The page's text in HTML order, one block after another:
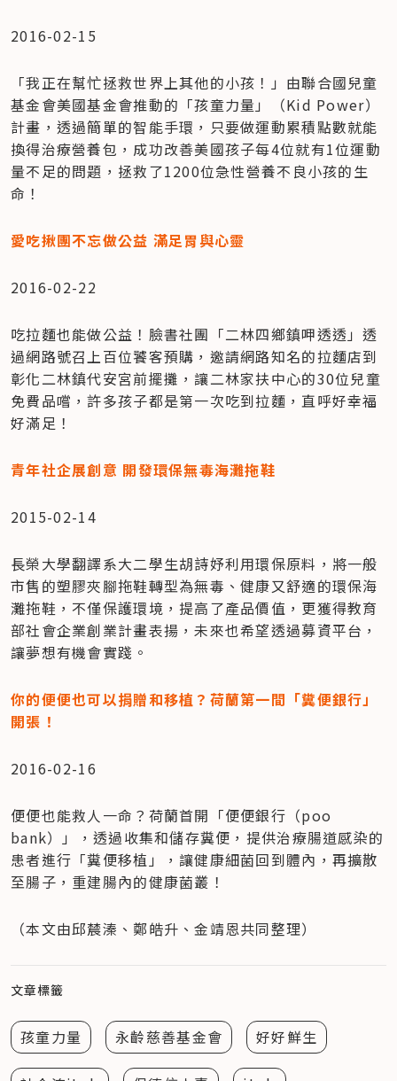
2016-02-15
「我正在幫忙拯救世界上其他的小孩！」由聯合國兒童
基金會美國基金會推動的「孩童力量」（Kid Power）
計畫，透過簡單的智能手環，只要做運動累積點數就能
換得治療營養包，成功改善美國孩子每4位就有1位運動
量不足的問題，拯救了1200位急性營養不良小孩的生
命！
愛吃揪團不忘做公益 滿足胃與心靈
2016-02-22
吃拉麵也能做公益！臉書社團「二林四鄉鎮呷透透」透
過網路號召上百位饕客預購，邀請網路知名的拉麵店到
彰化二林鎮代安宮前擺攤，讓二林家扶中心的30位兒童
免費品嚐，許多孩子都是第一次吃到拉麵，直呼好幸福
好滿足！
青年社企展創意 開發環保無毒海灘拖鞋
2015-02-14
長榮大學翻譯系大二學生胡詩妤利用環保原料，將一般
市售的塑膠夾腳拖鞋轉型為無毒、健康又舒適的環保海
灘拖鞋，不僅保護環境，提高了產品價值，更獲得教育
部社會企業創業計畫表揚，未來也希望透過募資平台，
讓夢想有機會實踐。
你的便便也可以捐贈和移植？荷蘭第一間「糞便銀行」
開張！
2016-02-16
便便也能救人一命？荷蘭首開「便便銀行（poo
bank）」，透過收集和儲存糞便，提供治療腸道感染的
患者進行「糞便移植」，讓健康細菌回到體內，再擴散
至腸子，重建腸內的健康菌叢！
（本文由邱辳溱、鄭皓升、金靖恩共同整理）
文章標籤
孩童力量 永齡慈善基金會 好好鮮生